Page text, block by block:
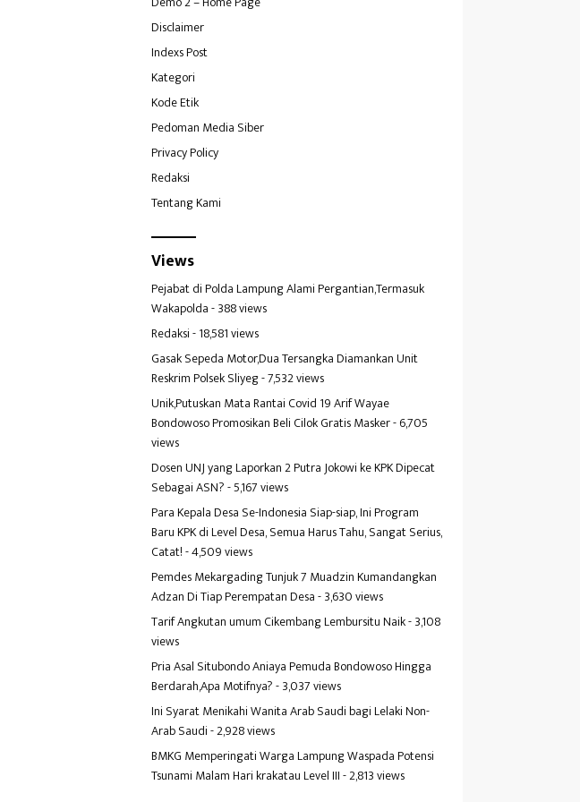
Disclaimer
Indexs Post
Kategori
Kode Etik
Pedoman Media Siber
Privacy Policy
Redaksi
Tentang Kami
Views
Pejabat di Polda Lampung Alami Pergantian,Termasuk
Wakapolda- 388 views
Redaksi- 18,581 views
Gasak Sepeda Motor,Dua Tersangka Diamankan Unit
Reskrim Polsek Sliyeg- 7,532 views
Unik,Putuskan Mata Rantai Covid 19 Arif Wayae
Bondowoso Promosikan Beli Cilok Gratis Masker- 6,705
views
Dosen UNJ yang Laporkan 2 Putra Jokowi ke KPK Dipecat
Sebagai ASN?- 5,167 views
Para Kepala Desa Se-Indonesia Siap-siap, Ini Program
Baru KPK di Level Desa, Semua Harus Tahu, Sangat Serius,
Catat!- 4,509 views
Pemdes Mekargading Tunjuk 7 Muadzin Kumandangkan
Adzan Di Tiap Perempatan Desa- 3,630 views
Tarif Angkutan umum Cikembang Lembursitu Naik- 3,108
views
Pria Asal Situbondo Aniaya Pemuda Bondowoso Hingga
Berdarah,Apa Motifnya?- 3,037 views
Ini Syarat Menikahi Wanita Arab Saudi bagi Lelaki Non-
Arab Saudi- 2,928 views
BMKG Memperingati Warga Lampung Waspada Potensi
Tsunami Malam Hari krakatau Level III- 2,813 views